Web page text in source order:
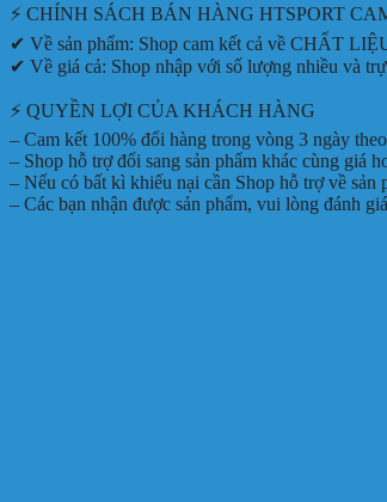
⚡ CHÍNH SÁCH BÁN HÀNG HTSPORT
✔ Về sản phẩm: Shop cam kết cả về CHẤT
✔ Về giá cả: Shop nhập với số lượng nhiều và
⚡ QUYỀN LỢI CỦA KHÁCH HÀNG
– Cam kết 100% đổi hàng trong vòng 3 ngày
– Shop hỗ trợ đổi sang sản phẩm khác cùng giá
– Nếu có bất kì khiếu nại cần Shop hỗ trợ về
– Các bạn nhận được sản phẩm, vui lòng đánh